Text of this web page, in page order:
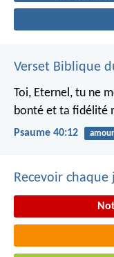
Verset Biblique
Toi, Eternel, tu ne
bonté et ta fidélité
Psaume 40:12 amour
Recevoir